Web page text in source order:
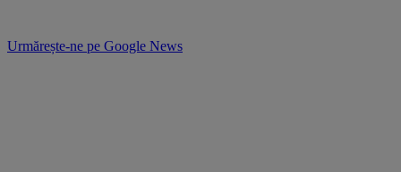
Urmărește-ne pe Google News